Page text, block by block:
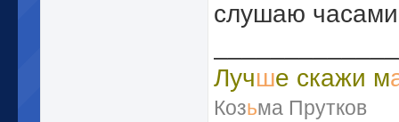
слушаю часами
Лучше скажи м
Козьма Прутков